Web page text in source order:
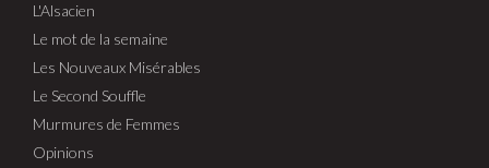
L'Alsacien
Le mot de la semaine
Les Nouveaux Misérables
Le Second Souffle
Murmures de Femmes
Opinions